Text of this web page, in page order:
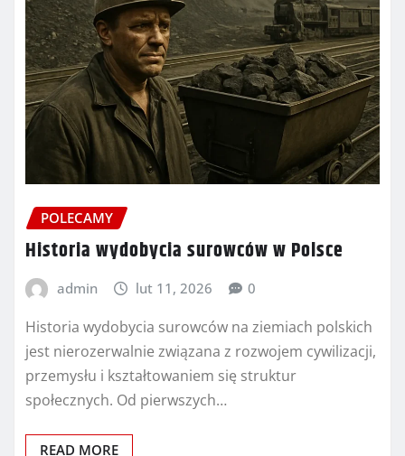
POLECAMY
Historia wydobycia surowców w Polsce
admin lut 11, 2026 0
Historia wydobycia surowców na ziemiach polskich
jest nierozerwalnie związana z rozwojem cywilizacji,
przemysłu i kształtowaniem się struktur
społecznych. Od pierwszych…
READ MORE